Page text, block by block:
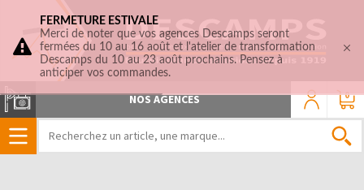
0
NOS AGENCES
FERMETURE ESTIVALE
Merci de noter que vos agences Descamps seront
fermées du 10 au 16 août et l'atelier de transformation
Descamps du 10 au 23 août prochains. Pensez à
anticiper vos commandes.